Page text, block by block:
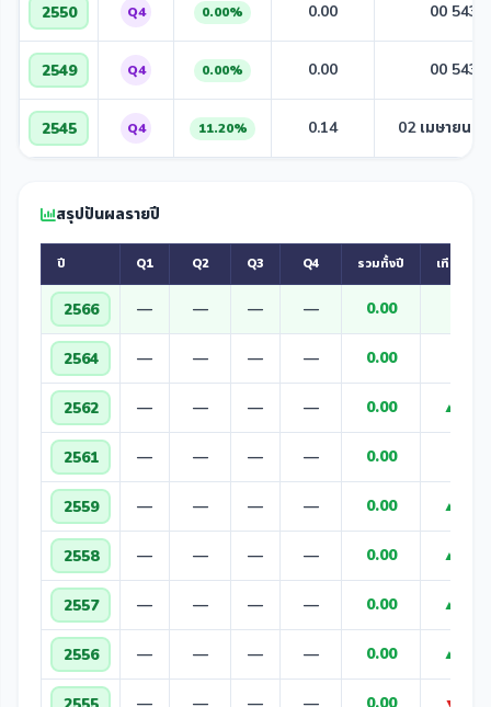
2550 Q4 0.00% 0.00 00 543
2549 Q4 0.00% 0.00 00 543
2545 Q4 11.20% 0.14 02 เมษายน
สรุปปันผลรายปี
ปี Q1 Q2 Q3 Q4 รวมทั้งปี เทียบปีก่
2566 — — — — 0.00
2564 — — — — 0.00
2562 — — — — 0.00 ▲
2561 — — — — 0.00
2559 — — — — 0.00 ▲
2558 — — — — 0.00 ▲
2557 — — — — 0.00 ▲
2556 — — — — 0.00 ▲